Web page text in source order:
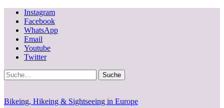
Instagram
Facebook
WhatsApp
Email
Youtube
Twitter
Suche
Bikeing, Hikeing & Sightseeing in Europe